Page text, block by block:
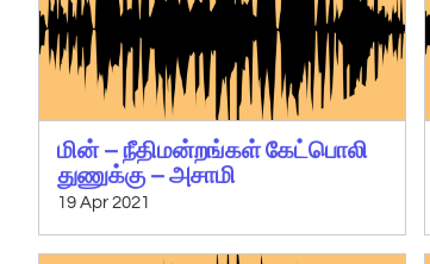
மின் – நீதிமன்றங்கள் கேட்பொலி
துணுக்கு – அசாமி
19 Apr 2021